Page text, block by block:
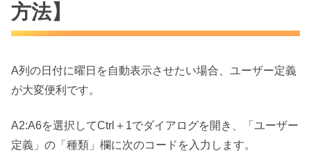
方法】
A列の日付に曜日を自動表示させたい場合、ユーザー定義
が大変便利です。
A2:A6を選択してCtrl＋1でダイアログを開き、「ユーザー
定義」の「種類」欄に次のコードを入力します。